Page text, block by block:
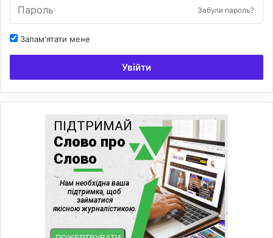
Забули пароль?
Запам'ятати мене
Увійти